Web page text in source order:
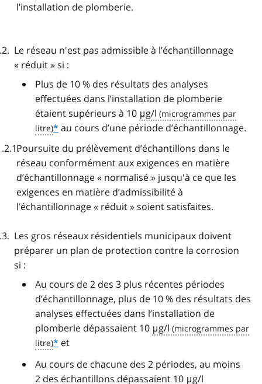
l’installation de plomberie.
Le réseau n'est pas admissible à l’échantillonnage
« réduit » si :
Plus de 10 % des résultats des analyses
effectuées dans l’installation de plomberie
étaient supérieurs à 10 μg/l
* au cours d’une période d’échantillonnage.
Poursuite du prélèvement d’échantillons dans le
réseau conformément aux exigences en matière
d’échantillonnage « normalisé » jusqu'à ce que les
exigences en matière d’admissibilité à
l’échantillonnage « réduit » soient satisfaites.
Les gros réseaux résidentiels municipaux doivent
préparer un plan de protection contre la corrosion
si :
Au cours de 2 des 3 plus récentes périodes
d’échantillonnage, plus de 10 % des résultats des
analyses effectuées dans l’installation de
plomberie dépassaient 10 μg/l
* et
Au cours de chacune des 2 périodes, au moins
2 des échantillons dépassaient 10 μg/l